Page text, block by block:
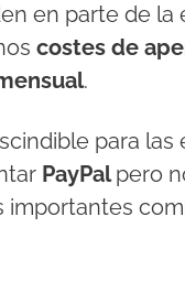
en parte de
costes de
.
para
PayPalpero
importantes